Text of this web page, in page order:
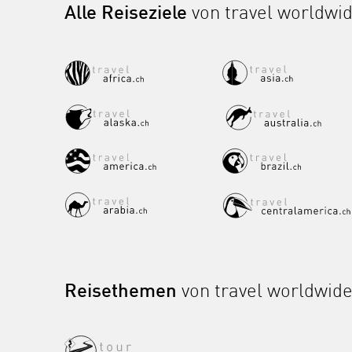
Alle Reiseziele von travel
Reisethemen von travel worldwide